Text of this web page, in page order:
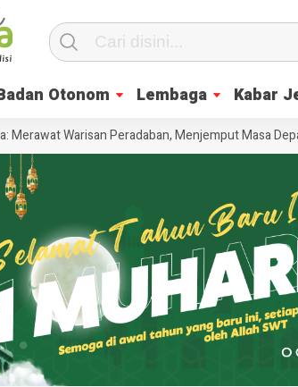
Otonom Lembaga Kabar
Warisan Peradaban, Menjemput Masa Depan